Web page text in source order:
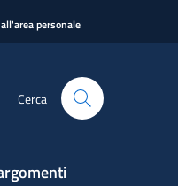
personale
Cerca